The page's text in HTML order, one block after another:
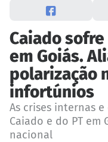
Caiado
em Goiás.
polarização
infortúnios
As crises internas
Caiado e do PT
nacional